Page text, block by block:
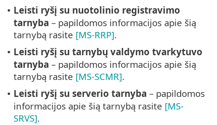
• Leisti ryšį su nuotolinio registravimo
tarnyba – papildomos informacijos apie šią
tarnybą rasite [MS-RRP].
• Leisti ryšį su tarnybų valdymo tvarkytuvo
tarnyba – papildomos informacijos apie šią
tarnybą rasite [MS-SCMR].
• Leisti ryšį su serverio tarnyba – papildomos
informacijos apie šią tarnybą rasite [MS-
SRVS].